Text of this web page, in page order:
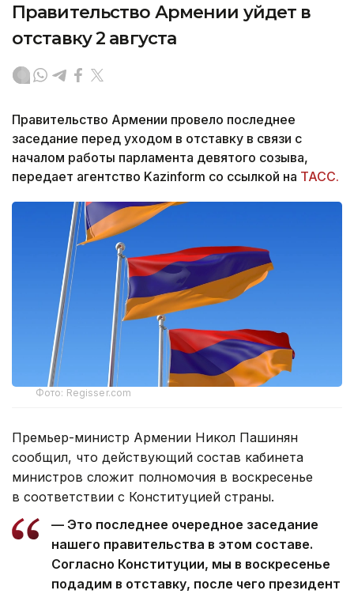
Правительство Армении уйдет в
отставку 2 августа
Правительство Армении провело последнее
заседание перед уходом в отставку в связи с
началом работы парламента девятого созыва,
передает агентство Kazinform со ссылкой на ТАСС.
Фото: Regisser.com
Премьер-министр Армении Никол Пашинян
сообщил, что действующий состав кабинета
министров сложит полномочия в воскресенье
в соответствии с Конституцией страны.
— Это последнее очередное заседание
нашего правительства в этом составе.
Согласно Конституции, мы в воскресенье
подадим в отставку, после чего президент